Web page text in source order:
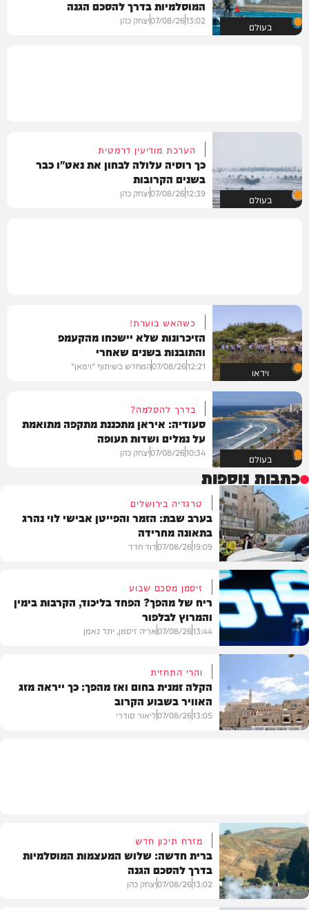
בעולם
המוסלמיות בדרך להסכם הגנה
13:02
07/08/26יצחק כהן
בעולם
הערכת מודיעין דרמטית
כך רוסיה עלולה לבחון את נאט"ו כבר
בשנים הקרובות
12:39
07/08/26יצחק כהן
וידאו
כשהאש בוערת!
הזיכרונות שלא יישכחו מהקעמפ
והתובנות בשנים שאחרי
12:21
07/08/26המחדש בשיתוף "וימאן"
בעולם
בדרך להסלמה?
סעודיה: איראן מתכננת מתקפה מתואמת
על נמלים ושדות תעופה
10:34
07/08/26יצחק כהן
כתבות נוספות
בארץ
טרגדיה בירושלים
בערב שבת: הזמר והפייטן אבישי לוי נהרג
בתאונה מחרידה
19:09
07/08/26דוד חדד
פוליטי
זיסמן מסכם שבוע
ריח של מהפך? הפחד בליכוד, הקרבות בימין
והמרוץ לבלפור
13:44
07/08/26אריה זיסמן, יתד נאמן
והרי התחזית
הקלה זמנית בחום ואז מהפך: כך ייראה מזג
האוויר בשבוע הקרוב
13:05
07/08/26ליאור סודרי
מזרח תיכון חדש
ברית חדשה: שלוש המעצמות המוסלמיות
בדרך להסכם הגנה
13:02
07/08/26יצחק כהן